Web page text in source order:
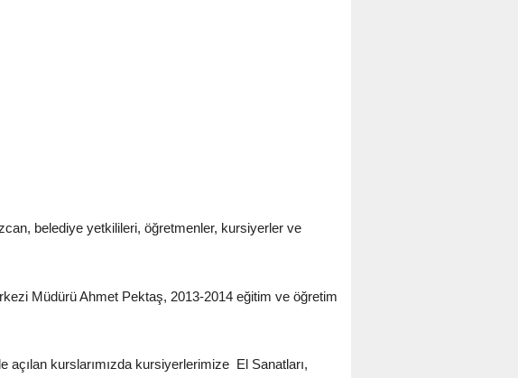
belediye yetkilileri, öğretmenler, kursiyerler ve
Müdürü Ahmet Pektaş, 2013-2014 eğitim ve öğretim
açılan kurslarımızda kursiyerlerimize El Sanatları,